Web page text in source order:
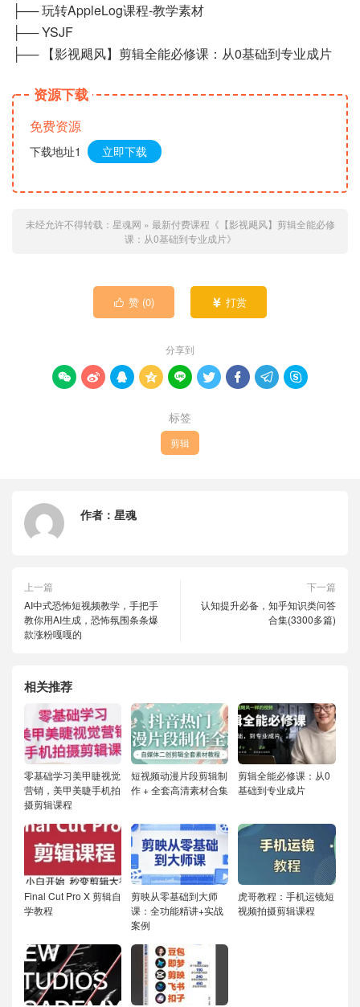
├── 玩转AppleLog课程-教学素材
├── YSJF
├── 【影视飓风】剪辑全能必修课：从0基础到专业成片
资源下载
免费资源
下载地址1 立即下载
未经允许不得转载： 星魂网 » 最新付费课程《【影视飓风】剪辑全能必修
课：从0基础到专业成片》
 赞 (0)  打赏
分享到
        
标签
剪辑
作者： 星魂
上一篇
AI中式恐怖短视频教学，手把手
教你用AI生成，恐怖氛围条条爆
款涨粉嘎嘎的
下一篇
认知提升必备，知乎知识类问答
合集(3300多篇)
相关推荐
零基础学习美甲睫视觉
营销，美甲美睫手机拍
摄剪辑课程
短视频动漫片段剪辑制
作 + 全套高清素材合集
剪辑全能必修课：从0
基础到专业成片
Final Cut Pro X 剪辑自
学教程
剪映从零基础到大师
课：全功能精讲+实战
案例
虎哥教程：手机运镜短
视频拍摄剪辑课程